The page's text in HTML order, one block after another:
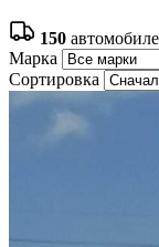
150
Марка
Сортировка